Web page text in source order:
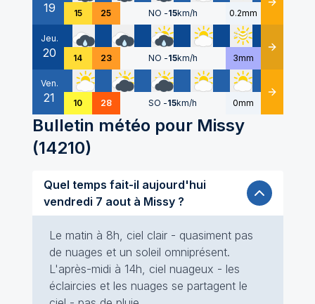
19 15 25 NO -15km/h 0.2mm Détails
Jeu.
20 14 23 NO -15km/h 3mm Détails
Ven.
21 10 28 SO -15km/h 0mm Détails
Bulletin météo pour Missy
(14210)
Quel temps fait-il aujourd'hui
vendredi 7 aout à Missy ?
Le matin à 8h, ciel clair - quasiment pas
de nuages et un soleil omniprésent.
L'après-midi à 14h, ciel nuageux - les
éclaircies et les nuages se partagent le